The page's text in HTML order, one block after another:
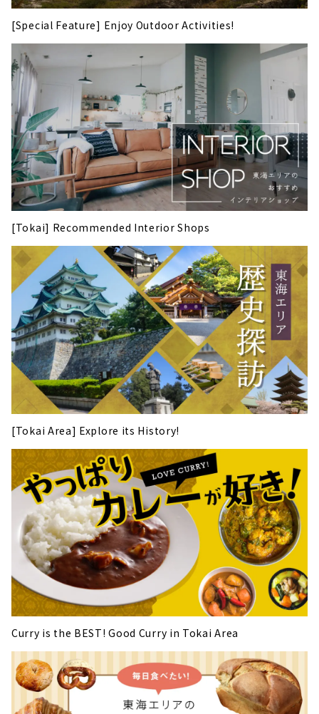
[Special Feature] Enjoy Outdoor Activities!
[Tokai] Recommended Interior Shops
[Tokai Area] Explore its History!
Curry is the BEST! Good Curry in Tokai Area